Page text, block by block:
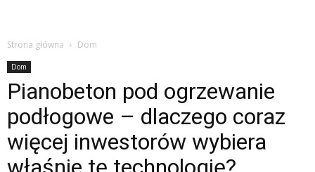
Strona główna Dom
Dom
Pianobeton pod ogrzewanie
podłogowe – dlaczego coraz
więcej inwestorów wybiera